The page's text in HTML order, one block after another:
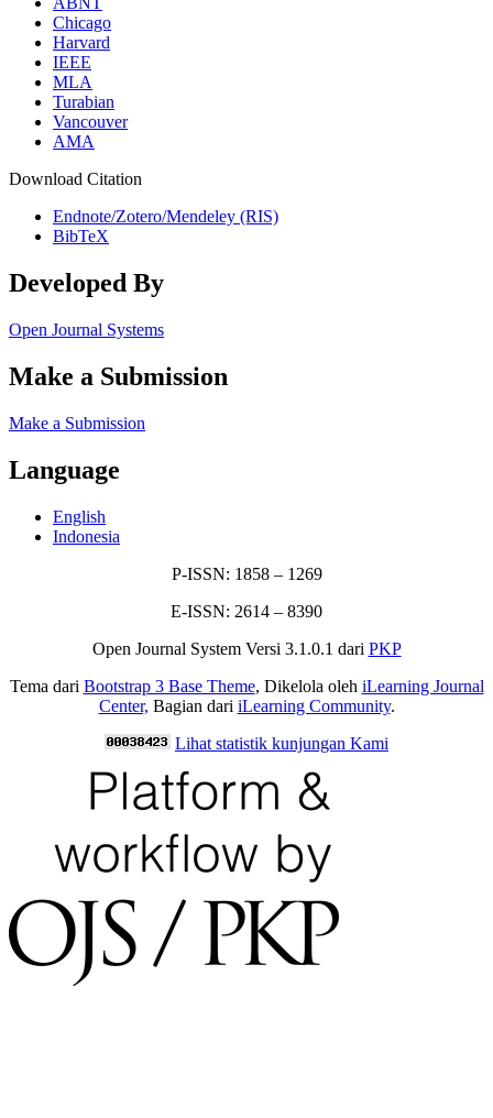
Chicago
Harvard
IEEE
MLA
Turabian
Vancouver
AMA
Download Citation
Endnote/Zotero/Mendeley (RIS)
BibTeX
Developed By
Open Journal Systems
Make a Submission
Make a Submission
Language
English
Indonesia
P-ISSN: 1858 – 1269
E-ISSN: 2614 – 8390
Open Journal System Versi 3.1.0.1 dari PKP
Tema dari Bootstrap 3 Base Theme, Dikelola oleh iLearning Journal
Center, Bagian dari iLearning Community.
Lihat statistik kunjungan Kami